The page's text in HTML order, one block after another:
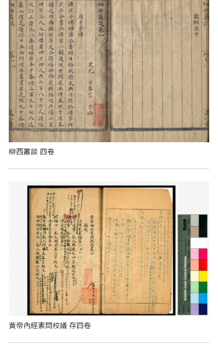
柳西叢談 四卷
黃帝內經素問校議 存四卷